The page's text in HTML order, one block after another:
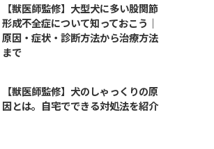
【獣医師監修】大型犬に多い股関節
形成不全症について知っておこう｜
原因・症状・診断方法から治療方法
まで
【獣医師監修】犬のしゃっくりの原
因とは。自宅でできる対処法を紹介